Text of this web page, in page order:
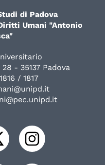
di Padova
Umani "Antonio
- 35137 Padova
/ 1817